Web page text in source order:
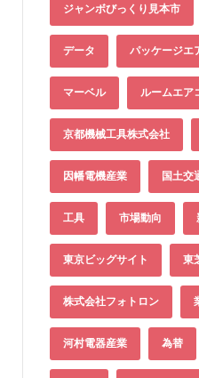
ジャンボびっくり見本市
データ パッケージエ
マーベル ルームエア
京都機械工具株式会社
因幡電機産業 国土交
工具 市場動向
東京ビッグサイト 東
株式会社フォトロン
河村電器産業 為替